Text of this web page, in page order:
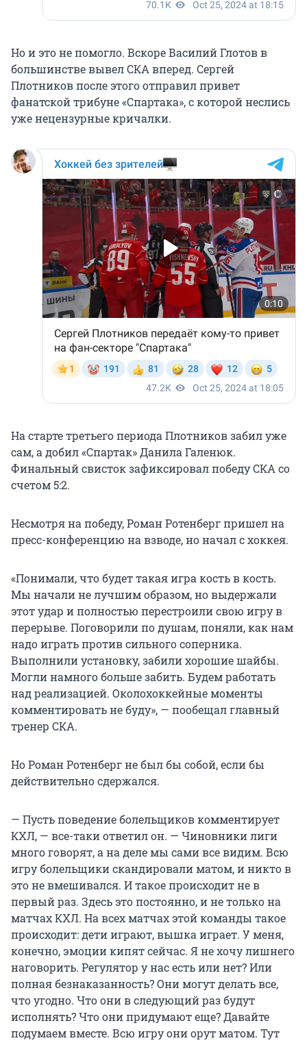
Но и это не помогло. Вскоре Василий Глотов в
большинстве вывел СКА вперед. Сергей
Плотников после этого отправил привет
фанатской трибуне «Спартака», с которой неслись
уже нецензурные кричалки.
На старте третьего периода Плотников забил уже
сам, а добил «Спартак» Данила Галенюк.
Финальный свисток зафиксировал победу СКА со
счетом 5:2.
Несмотря на победу, Роман Ротенберг пришел на
пресс-конференцию на взводе, но начал с хоккея.
«Понимали, что будет такая игра кость в кость.
Мы начали не лучшим образом, но выдержали
этот удар и полностью перестроили свою игру в
перерыве. Поговорили по душам, поняли, как нам
надо играть против сильного соперника.
Выполнили установку, забили хорошие шайбы.
Могли намного больше забить. Будем работать
над реализацией. Околохоккейные моменты
комментировать не буду», — пообещал главный
тренер СКА.
Но Роман Ротенберг не был бы собой, если бы
действительно сдержался.
— Пусть поведение болельщиков комментирует
КХЛ, — все-таки ответил он. — Чиновники лиги
много говорят, а на деле мы сами все видим. Всю
игру болельщики скандировали матом, и никто в
это не вмешивался. И такое происходит не в
первый раз. Здесь это постоянно, и не только на
матчах КХЛ. На всех матчах этой команды такое
происходит: дети играют, вышка играет. У меня,
конечно, эмоции кипят сейчас. Я не хочу лишнего
наговорить. Регулятор у нас есть или нет? Или
полная безнаказанность? Они могут делать все,
что угодно. Что они в следующий раз будут
исполнять? Что они придумают еще? Давайте
подумаем вместе. Всю игру они орут матом. Тут